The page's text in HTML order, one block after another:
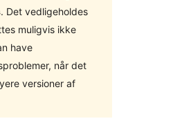
. Det vedligeholdes
muligvis ikke
have
når det
versioner af